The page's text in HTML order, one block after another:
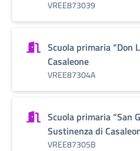
VREE873039
Scuola primaria “Don
Casaleone
VREE87304A
Scuola primaria “San
Sustinenza di
VREE87305B